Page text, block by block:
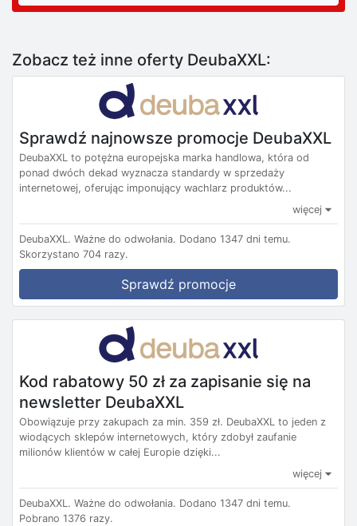
Zobacz też inne oferty DeubaXXL:
Sprawdź najnowsze promocje DeubaXXL
DeubaXXL to potężna europejska marka handlowa, która od
ponad dwóch dekad wyznacza standardy w sprzedaży
internetowej, oferując imponujący wachlarz produktów...
więcej
DeubaXXL. Ważne do odwołania. Dodano 1347 dni temu.
Skorzystano 704 razy.
Sprawdź promocje
Kod rabatowy 50 zł za zapisanie się na
newsletter DeubaXXL
Obowiązuje przy zakupach za min. 359 zł. DeubaXXL to jeden z
wiodących sklepów internetowych, który zdobył zaufanie
milionów klientów w całej Europie dzięki...
więcej
DeubaXXL. Ważne do odwołania. Dodano 1347 dni temu.
Pobrano 1376 razy.